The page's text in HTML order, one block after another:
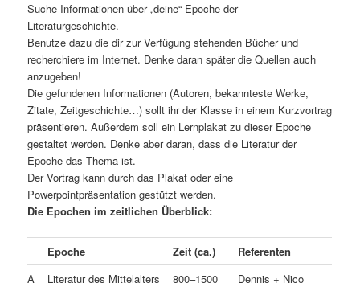
Suche Informationen über „deine“ Epoche der
Literaturgeschichte.
Benutze dazu die dir zur Verfügung stehenden Bücher und
recherchiere im Internet. Denke daran später die Quellen auch
anzugeben!
Die gefundenen Informationen (Autoren, bekannteste Werke,
Zitate, Zeitgeschichte…) sollt ihr der Klasse in einem Kurzvortrag
präsentieren. Außerdem soll ein Lernplakat zu dieser Epoche
gestaltet werden. Denke aber daran, dass die Literatur der
Epoche das Thema ist.
Der Vortrag kann durch das Plakat oder eine
Powerpointpräsentation gestützt werden.
Die Epochen im zeitlichen Überblick:
Epoche Zeit (ca.)
Referenten
A
Literatur des Mittelalters 800–1500
Dennis + Nico